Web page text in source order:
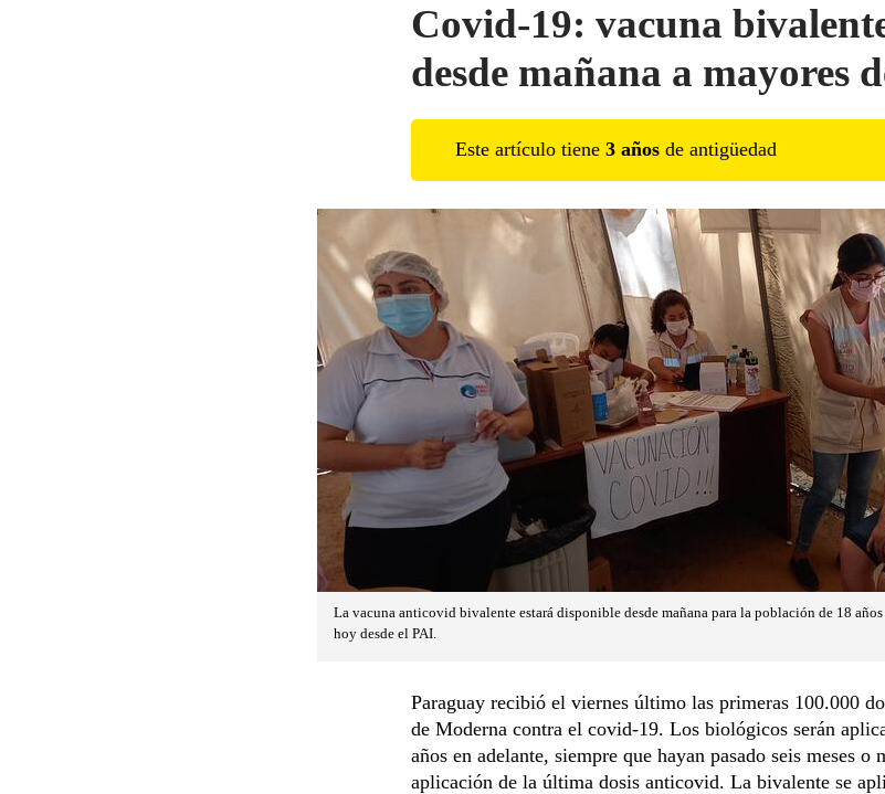
Covid-19: vacuna
desde mañana a mayores
Este artículo tiene 3 años de antigüedad
La vacuna anticovid bivalente estará disponible desde mañana para la población de 18
hoy desde el PAI.
Paraguay recibió el viernes último las primeras 100.000
de Moderna contra el covid-19. Los biológicos serán
años en adelante, siempre que hayan pasado seis meses o
aplicación de la última dosis anticovid. La bivalente se